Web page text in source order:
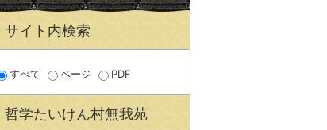
サイト内検索
すべて ページ PDF
哲学たいけん村無我苑